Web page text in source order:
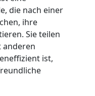
die nach einer
ihre
Sie teilen
anderen
ist,